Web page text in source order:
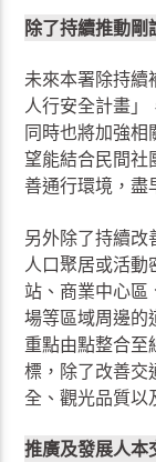
除了持續推動剛
未來本署除持續
人行安全計畫」
同時也將加強相
望能結合民間社
善通行環境，盡
另外除了持續改
人口聚居或活動
站、商業中心區
場等區域周邊的
重點由點整合至
標，除了改善交
全、觀光品質以
推廣及發展人本